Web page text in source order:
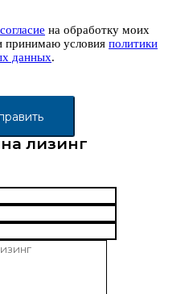
согласие на обработку моих
принимаю условия политики
данных.
лизинг